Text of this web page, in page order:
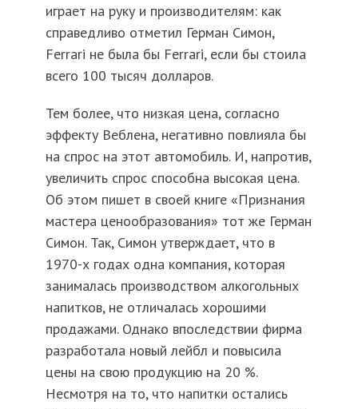
играет на руку и производителям: как
справедливо отметил Герман Симон,
Ferrari не была бы Ferrari, если бы стоила
всего 100 тысяч долларов.
Тем более, что низкая цена, согласно
эффекту Веблена, негативно повлияла бы
на спрос на этот автомобиль. И, напротив,
увеличить спрос способна высокая цена.
Об этом пишет в своей книге «Признания
мастера ценообразования» тот же Герман
Симон. Так, Симон утверждает, что в
1970-х годах одна компания, которая
занималась производством алкогольных
напитков, не отличалась хорошими
продажами. Однако впоследствии фирма
разработала новый лейбл и повысила
цены на свою продукцию на 20 %.
Несмотря на то, что напитки остались